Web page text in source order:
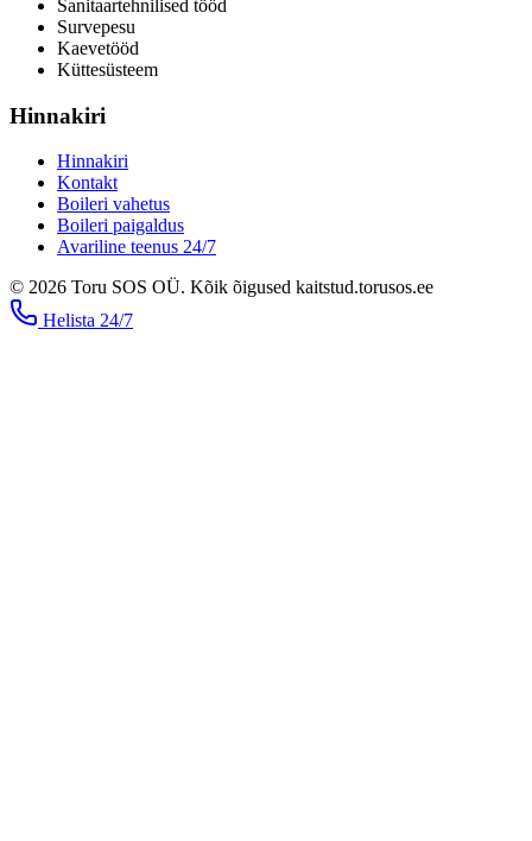
Sanitaartehnilised tööd
Survepesu
Kaevetööd
​Küttesüsteem
Hinnakiri
Hinnakiri
Kontakt
Boileri vahetus
Boileri paigaldus
Avariline teenus 24/7
© 2026 Toru SOS OÜ. Kõik õigused kaitstud.torusos.ee
Helista 24/7